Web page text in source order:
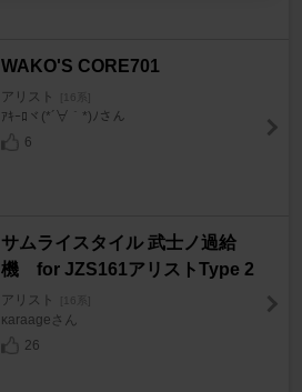
WAKO'S CORE701
アリスト [16系]
ｱｷｰﾛヾ(*´∀｀*)ﾉさん
6
サムライスタイル 武士ノ過給
機 for JZS161アリストType 2
アリスト [16系]
κaraageさん
26